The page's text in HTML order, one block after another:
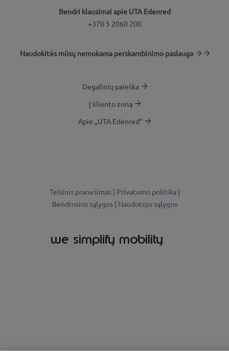
Bendri klausimai apie UTA Edenred
+370 5 2060 200
Naudokitės mūsų nemokama perskambinimo paslauga
Degalinių paieška
Į kliento zoną
Apie „UTA Edenred“
Teisinis pranešimas | Privatumo politika |
Bendrosios sąlygos| Naudotojo sąlygos
we simplify mobility